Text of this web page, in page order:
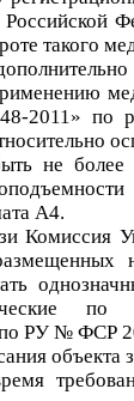
Российской
такого
2011» по
не более
и
А4.
Комиссия
РУ №ФСР
объекта